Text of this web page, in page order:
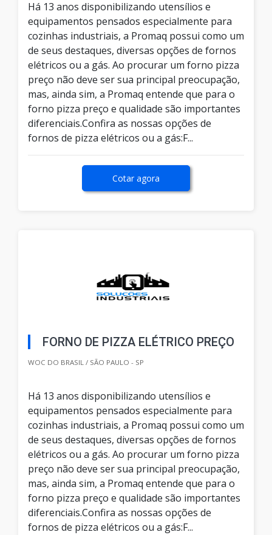
Há 13 anos disponibilizando utensílios e
equipamentos pensados especialmente para
cozinhas industriais, a Promaq possui como um
de seus destaques, diversas opções de fornos
elétricos ou a gás. Ao procurar um forno pizza
preço não deve ser sua principal preocupação,
mas, ainda sim, a Promaq entende que para o
forno pizza preço e qualidade são importantes
diferenciais.Confira as nossas opções de
fornos de pizza elétricos ou a gás:F...
Cotar agora
FORNO DE PIZZA ELÉTRICO PREÇO
WOC DO BRASIL / SÃO PAULO - SP
Há 13 anos disponibilizando utensílios e
equipamentos pensados especialmente para
cozinhas industriais, a Promaq possui como um
de seus destaques, diversas opções de fornos
elétricos ou a gás. Ao procurar um forno pizza
preço não deve ser sua principal preocupação,
mas, ainda sim, a Promaq entende que para o
forno pizza preço e qualidade são importantes
diferenciais.Confira as nossas opções de
fornos de pizza elétricos ou a gás:F...